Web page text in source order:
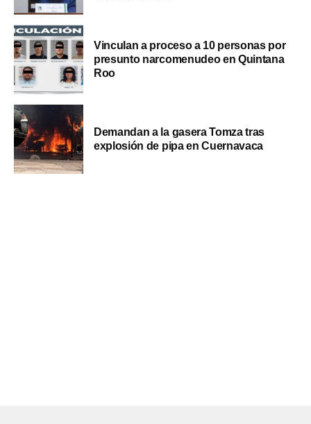
Vinculan a proceso a 10 personas por
presunto narcomenudeo en Quintana
Roo
Demandan a la gasera Tomza tras
explosión de pipa en Cuernavaca